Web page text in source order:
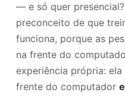
— e só quer
preconceito de que
funciona, porque as
na frente do
experiência própria:
frente do computador